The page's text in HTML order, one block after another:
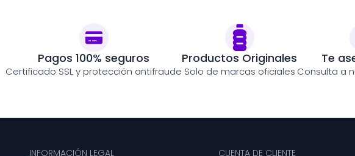
Pagos 100% seguros
Certificado SSL y protección antifraude
Productos Originales
Solo de marcas oficiales
Te
Consulta a
INFORMACIÓN LEGAL CUENTA DE CLIENTE